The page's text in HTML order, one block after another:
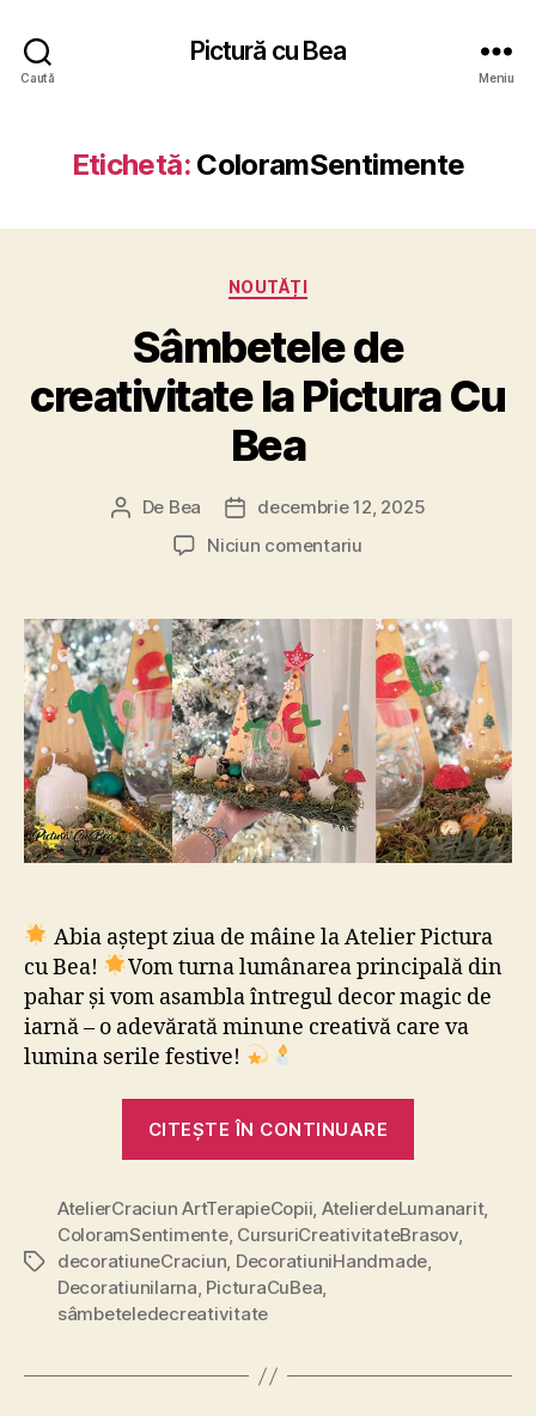
Caută
Pictură cu Bea
Meniu
Etichetă: ColoramSentimente
Categorii
NOUTĂȚI
Sâmbetele de
creativitate la Pictura Cu
Bea
Autor
De Bea
Dată
articol
decembrie 12, 2025
Niciun comentariula
creativitate
la
Pictura
Cu
Bea
Abia aștept ziua de mâine la Atelier Pictura
cu Bea!
Vom turna lumânarea principală din
pahar și vom asambla întregul decor magic de
iarnă – o adevărată minune creativă care va
lumina serile festive!
CITEȘTE ÎN CONTINUARE
la
Pictura
Cu
Etichete
AtelierCraciun ArtTerapieCopii, AtelierdeLumanarit,
ColoramSentimente, CursuriCreativitateBrasov,
decoratiuneCraciun, DecoratiuniHandmade,
DecoratiuniIarna, PicturaCuBea,
sâmbeteledecreativitate